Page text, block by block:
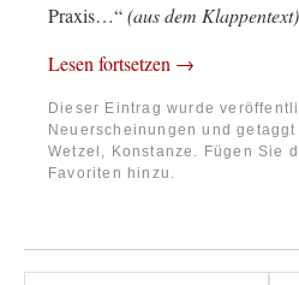
Praxis…“(aus dem Klappentext)
Lesen fortsetzen →
Dieser Eintrag wurde
Neuerscheinungen und getaggt
Wetzel, Konstanze . Fügen Sie
Favoriten hinzu.